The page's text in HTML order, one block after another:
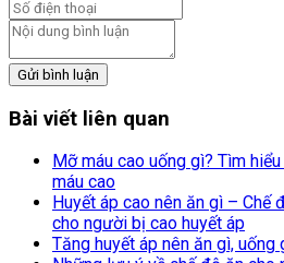
Gửi bình luận
Bài viết liên quan
Mỡ máu cao uống gì? Tìm
máu cao
Huyết áp cao nên ăn gì – Chế
cho người bị cao huyết áp
Tăng huyết áp nên ăn gì, uống